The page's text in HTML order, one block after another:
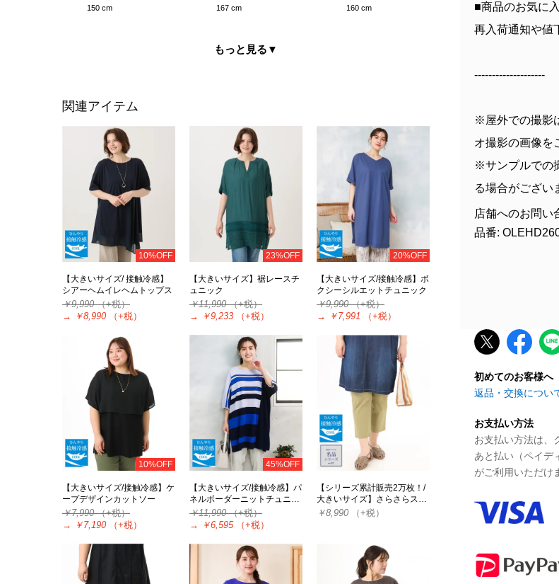
150 cm
167 cm
160 cm
もっと見る ▼
関連アイテム
10%OFF
【大きいサイズ/ 接触冷感】
シアーヘムイレヘムトップス
￥9,990（+税）
→
￥8,990 （+税）
23%OFF
【大きいサイズ】裾レースチ
ュニック
￥11,990（+税）
→
￥9,233 （+税）
20%OFF
【大きいサイズ/接触冷感】ボ
クシーシルエットチュニック
￥9,990（+税）
→
￥7,991 （+税）
10%OFF
【大きいサイズ/接触冷感】ケ
ープデザインカットソー
￥7,990（+税）
→
￥7,190 （+税）
45%OFF
【大きいサイズ/接触冷感】パ
ネルボーダーニットチュニ…
￥11,990（+税）
→
￥6,595 （+税）
【シリーズ累計販売2万枚！/
大きいサイズ】さらさらス…
￥8,990 （+税）
■商品のお気に
再入荷通知や値
--------------------
※屋外での撮影
オ撮影の画像を
※サンプルでの
る場合がござい
店舗へのお問い
品番:
初めてのお客様へ
返品・交換につい
お支払い方法
お支払い方法は、
あと払い（ペイデ
がご利用いただけ